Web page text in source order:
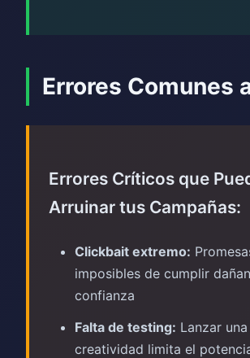
Errores Comunes
Errores Críticos que
Arruinar tus Campañas:
Clickbait extremo:
imposibles de cumplir
confianza
Falta de testing: Lanzar
creatividad limita el